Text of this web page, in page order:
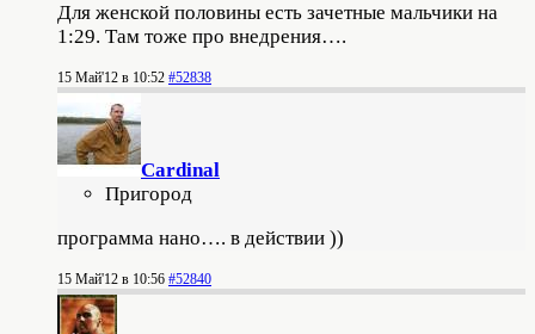
Для женской половины есть зачетные мальчики на
1:29. Там тоже про внедрения….
15 Май'12 в 10:52 #52838
Cardinal
Пригород
программа нано…. в действии ))
15 Май'12 в 10:56 #52840